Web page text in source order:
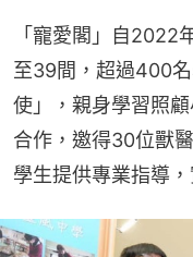
「寵愛閣」自2022
至39間，超過400
使」，親身學習照
合作，邀得30位獸
學生提供專業指導